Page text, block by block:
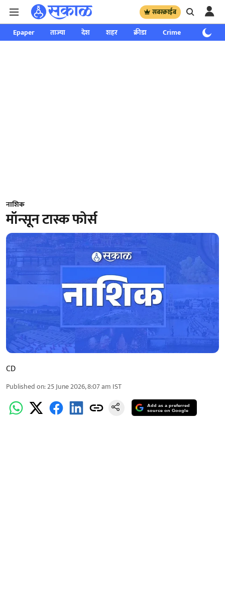
सबस्क्राईब
Epaper ताज्या देश शहर क्रीडा Crime साप्ताहिक
नाशिक
मॉन्सून टास्क फोर्स
CD
Published on:25 June 2026, 8:07 am IST
Add as a preferred
source on Google